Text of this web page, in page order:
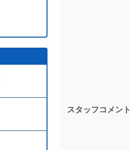
スタッフコメント